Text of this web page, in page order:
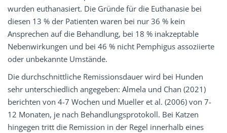
wurden euthanasiert. Die Gründe für die Euthanasie bei
diesen 13 % der Patienten waren bei nur 36 % kein
Ansprechen auf die Behandlung, bei 18 % inakzeptable
Nebenwirkungen und bei 46 % nicht Pemphigus assoziierte
oder unbekannte Umstände.
Die durchschnittliche Remissionsdauer wird bei Hunden
sehr unterschiedlich angegeben: Almela und Chan (2021)
berichten von 4-7 Wochen und Mueller et al. (2006) von 7-
12 Monaten, je nach Behandlungsprotokoll. Bei Katzen
hingegen tritt die Remission in der Regel innerhalb eines